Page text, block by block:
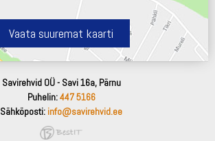
Vaata suuremat kaarti
Savirehvid OÜ - Savi 16a, Pärnu
Puhelin:447 5166
Sähköposti: info@savirehvid.ee